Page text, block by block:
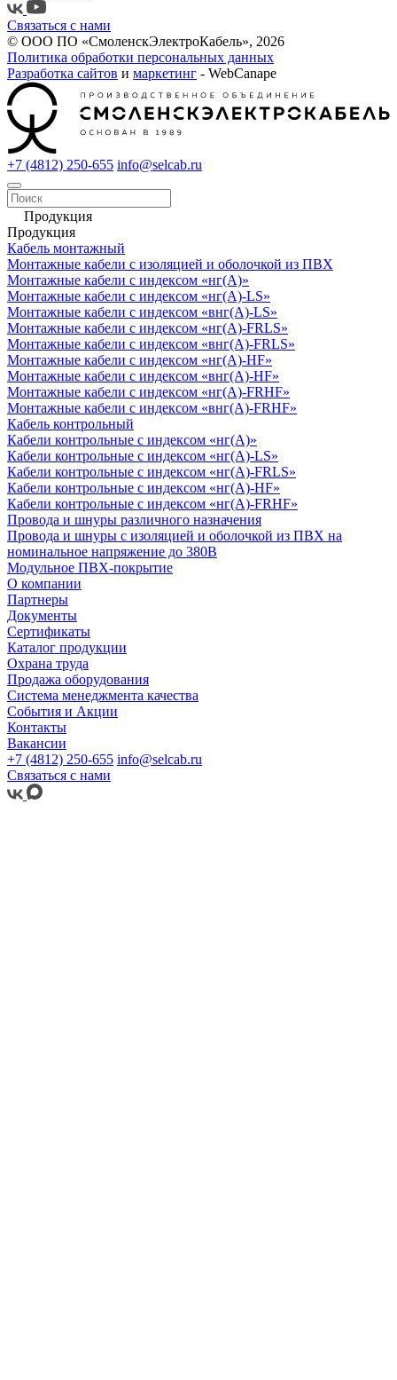
Связаться с нами
© ООО ПО «СмоленскЭлектроКабель», 2026
Политика обработки персональных данных
Разработка сайтов и маркетинг - WebCanape
+7 (4812) 250-655 info@selcab.ru
Продукция
Продукция
Кабель монтажный
Монтажные кабели с изоляцией и оболочкой из ПВХ
Монтажные кабели с индексом «нг(А)»
Монтажные кабели с индексом «нг(А)-LS»
Монтажные кабели с индексом «внг(А)-LS»
Монтажные кабели с индексом «нг(А)-FRLS»
Монтажные кабели с индексом «внг(А)-FRLS»
Монтажные кабели с индексом «нг(А)-HF»
Монтажные кабели с индексом «внг(А)-HF»
Монтажные кабели с индексом «нг(А)-FRHF»
Монтажные кабели с индексом «внг(А)-FRHF»
Кабель контрольный
Кабели контрольные с индексом «нг(А)»
Кабели контрольные с индексом «нг(А)-LS»
Кабели контрольные с индексом «нг(А)-FRLS»
Кабели контрольные с индексом «нг(А)-HF»
Кабели контрольные с индексом «нг(А)-FRHF»
Провода и шнуры различного назначения
Провода и шнуры с изоляцией и оболочкой из ПВХ на
номинальное напряжение до 380В
Модульное ПВХ-покрытие
О компании
Партнеры
Документы
Сертификаты
Каталог продукции
Охрана труда
Продажа оборудования
Система менеджмента качества
События и Акции
Контакты
Вакансии
+7 (4812) 250-655 info@selcab.ru
Связаться с нами